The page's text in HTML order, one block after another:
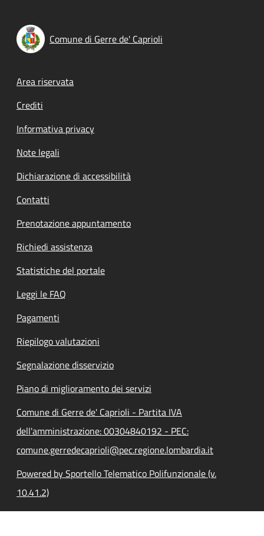
Comune di Gerre de' Caprioli
Footer menu
Area riservata
Crediti
Informativa privacy
Note legali
Dichiarazione di accessibilità
Contatti
Prenotazione appuntamento
Richiedi assistenza
Statistiche del portale
Leggi le FAQ
Pagamenti
Riepilogo valutazioni
Segnalazione disservizio
Piano di miglioramento dei servizi
Comune di Gerre de' Caprioli - Partita IVA
dell'amministrazione: 00304840192 - PEC:
comune.gerredecaprioli@pec.regione.lombardia.it
Powered by Sportello Telematico Polifunzionale (v.
10.41.2)